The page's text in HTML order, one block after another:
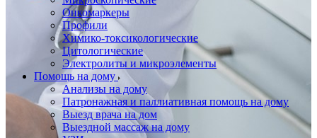
Онкомаркеры
Профили
Химико-токсикологические
Цитологические
Электролиты и микроэлементы
Помощь на дому
Анализы на дому
Патронажная и паллиативная помощь на дому
Выезд врача на дом
Выездной массаж на дому